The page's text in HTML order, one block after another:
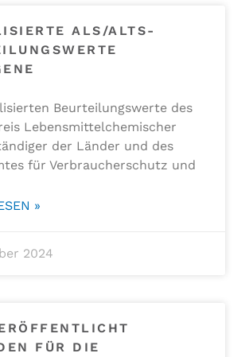
ALS/ALTS-
Beurteilungswerte des
Lebensmittelchemischer
der Länder und des
für Verbraucherschutz und
»
2024
FÜR DIE